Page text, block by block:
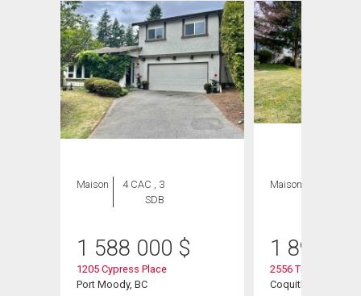
Maison
4 CAC , 3
SDB
1 588 000 $
1205 Cypress Place
Port Moody, BC
Maison
1 899
2556 Trillium Place
Coquitlam, BC